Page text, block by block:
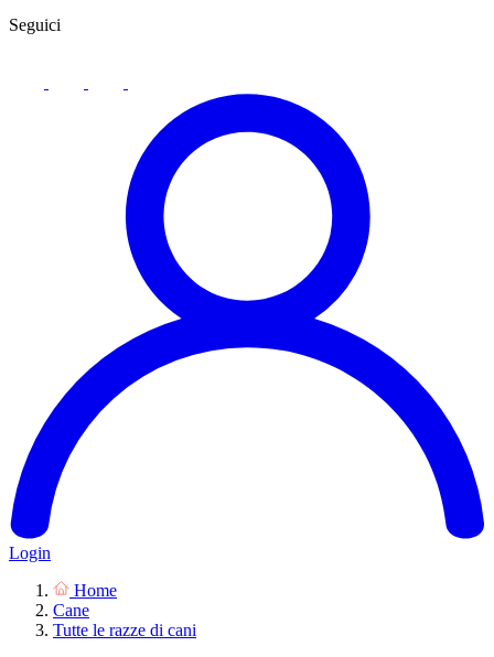
Seguici
Login
Home
Cane
Tutte le razze di cani